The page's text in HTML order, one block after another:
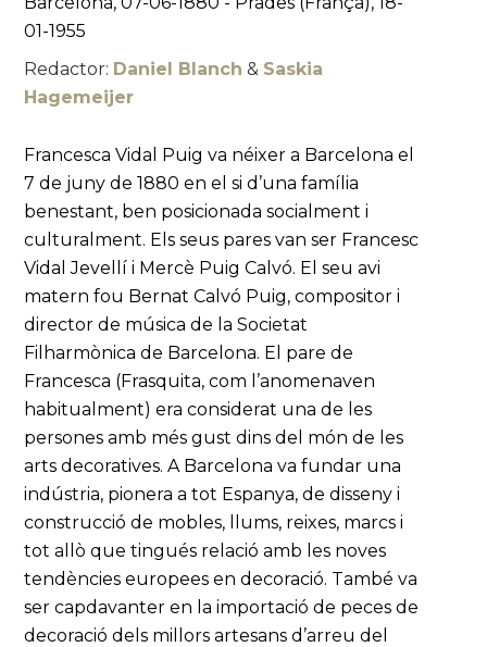
01-1955
Redactor: Daniel Blanch & Saskia
Hagemeijer
Francesca Vidal Puig va néixer a Barcelona el
7 de juny de 1880 en el si d’una família
benestant, ben posicionada socialment i
culturalment. Els seus pares van ser Francesc
Vidal Jevellí i Mercè Puig Calvó. El seu avi
matern fou Bernat Calvó Puig, compositor i
director de música de la Societat
Filharmònica de Barcelona. El pare de
Francesca (Frasquita, com l’anomenaven
habitualment) era considerat una de les
persones amb més gust dins del món de les
arts decoratives. A Barcelona va fundar una
indústria, pionera a tot Espanya, de disseny i
construcció de mobles, llums, reixes, marcs i
tot allò que tingués relació amb les noves
tendències europees en decoració. També va
ser capdavanter en la importació de peces de
decoració dels millors artesans d’arreu del